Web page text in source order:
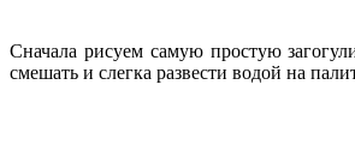
Сначала рисуем самую простую
смешать и слегка развести водой на